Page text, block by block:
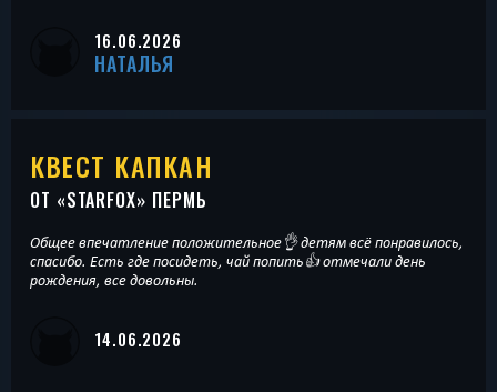
16.06.2026
НАТАЛЬЯ
КВЕСТ КАПКАН
ОТ «STARFOX» ПЕРМЬ
Общее впечатление положительное👌 детям всё понравилось,
спасибо. Есть где посидеть, чай попить👍 отмечали день
рождения, все довольны.
14.06.2026